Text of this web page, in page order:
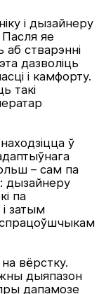
і дызайнеру
яе
стварэнні
дазволіць
і камфорту.
такі
ў
– сам па
дызайнеру
па
затым
вёрстку.
дыяпазон
дапамозе